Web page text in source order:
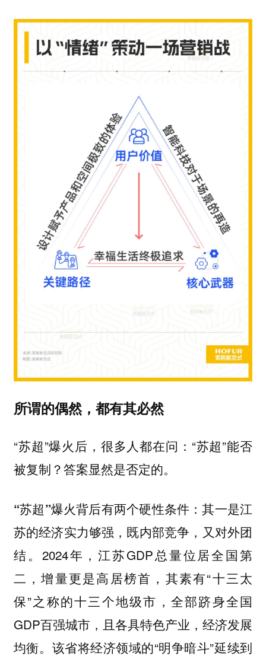
所谓的偶然，都有其必然
“苏超”爆火后，很多人都在问：“苏超”能否
被复制？答案显然是否定的。
“苏超”爆火背后有两个硬性条件：其一是江
苏的经济实力够强，既内部竞争，又对外团
结。 2024年，江苏GDP总量位居全国第
二，增量更是高居榜首，其素有“十三太
保”之称的十三个地级市，全部跻身全国
GDP百强城市，且各具特色产业，经济发展
均衡。该省将经济领域的“明争暗斗”延续到